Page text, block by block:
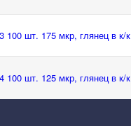
100 шт. 175 мкр, глянец в к/к
100 шт. 125 мкр, глянец в к/к